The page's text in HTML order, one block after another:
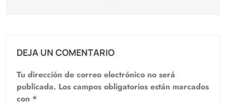
DEJA UN COMENTARIO
Tu dirección de correo electrónico no será
publicada. Los campos obligatorios están marcados
con *